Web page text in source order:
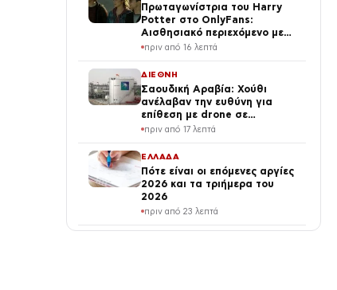
Πρωταγωνίστρια του Harry
Potter στο OnlyFans:
Αισθησιακό περιεχόμενο με
τα μαλλιά της – «Έβγαλα
την καριέρα μου»
πριν από 16 λεπτά
ΔΙΕΘΝΗ
Σαουδική Αραβία: Χούθι
ανέλαβαν την ευθύνη για
επίθεση με drone σε
διυλιστήριο της Aramco
πριν από 17 λεπτά
ΕΛΛΑΔΑ
Πότε είναι οι επόμενες αργίες
2026 και τα τριήμερα του
2026
πριν από 23 λεπτά